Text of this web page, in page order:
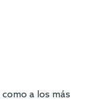
a los más